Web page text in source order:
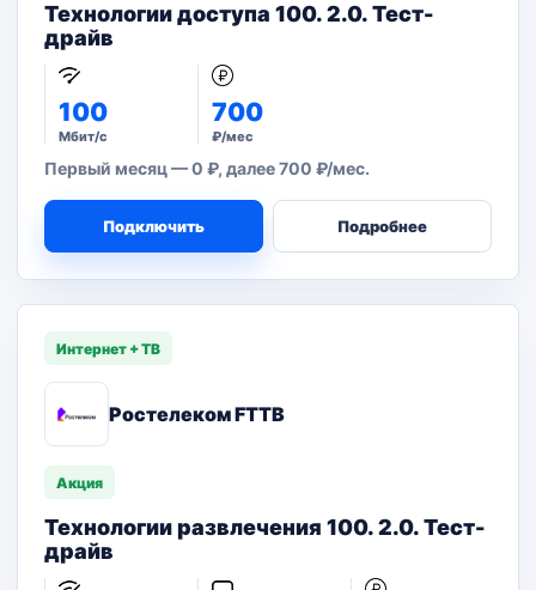
Технологии доступа 100. 2.0. Тест-
драйв
100
Мбит/с
700
₽/мес
Первый месяц — 0 ₽, далее 700 ₽/мес.
Подключить Подробнее
Интернет + ТВ
Ростелеком FTTB
Акция
Технологии развлечения 100. 2.0. Тест-
драйв